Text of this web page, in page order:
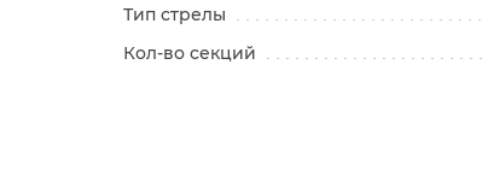
Тип стрелы
Кол-во секций